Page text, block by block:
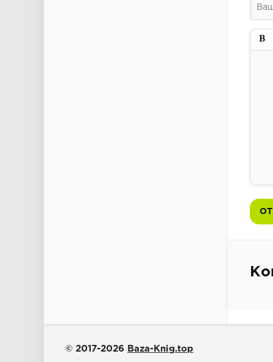
© 2017-2026 Baza-Knig.top